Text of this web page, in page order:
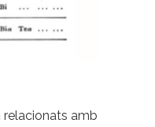
relacionats amb